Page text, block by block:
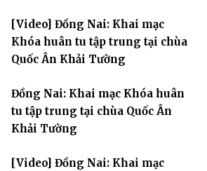
[Video] Đồng Nai: Khai mạc
Khóa huân tu tập trung tại chùa
Quốc Ân Khải Tường
Đồng Nai: Khai mạc Khóa huân
tu tập trung tại chùa Quốc Ân
Khải Tường
[Video] Đồng Nai: Khai mạc